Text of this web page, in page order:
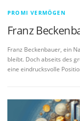
PROMI VERMÖGEN
Franz
Franz Beckenbauer, ein
bleibt. Doch abseits des
eine eindrucksvolle